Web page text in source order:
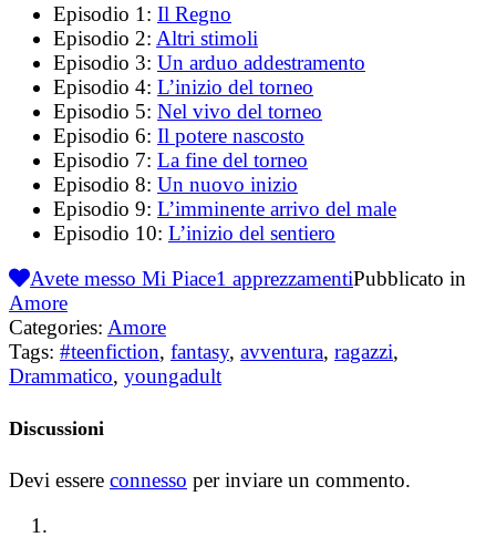
Episodio 1: Il Regno
Episodio 2: Altri stimoli
Episodio 3: Un arduo addestramento
Episodio 4: L’inizio del torneo
Episodio 5: Nel vivo del torneo
Episodio 6: Il potere nascosto
Episodio 7: La fine del torneo
Episodio 8: Un nuovo inizio
Episodio 9: L’imminente arrivo del male
Episodio 10: L’inizio del sentiero
Avete messo Mi Piace1 apprezzamentiPubblicato in
Amore
Categories: Amore
Tags: #teenfiction, fantasy, avventura, ragazzi,
Drammatico, youngadult
Discussioni
Devi essere connesso per inviare un commento.